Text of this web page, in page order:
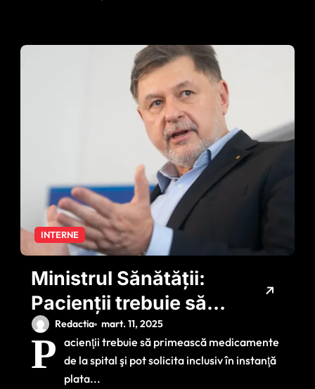
speră la descoperiri
în ani, nu în decenii
INTERNE
Ministrul Sănătății:
Pacienţii trebuie să
primească
medicamente de la
spital
Redactia mart. 11, 2025
P acienţii trebuie să primească medicamente
de la spital şi pot solicita inclusiv în instanţă
plata...